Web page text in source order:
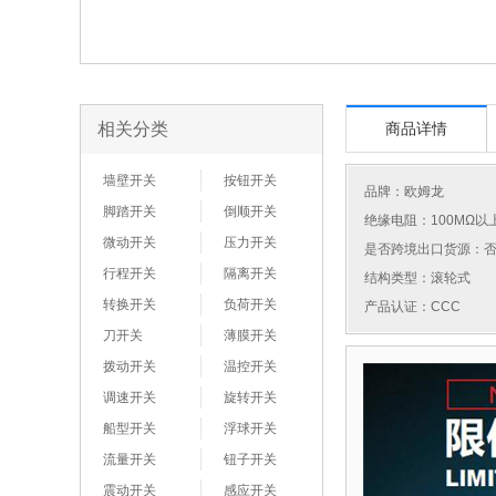
相关分类
墙壁开关
按钮开关
脚踏开关
倒顺开关
微动开关
压力开关
行程开关
隔离开关
转换开关
负荷开关
刀开关
薄膜开关
拨动开关
温控开关
调速开关
旋转开关
船型开关
浮球开关
流量开关
钮子开关
震动开关
感应开关
商品详情
品牌： 欧姆龙
绝缘电阻：100MΩ以
是否跨境出口货源：否
结构类型：滚轮式
产品认证：CCC